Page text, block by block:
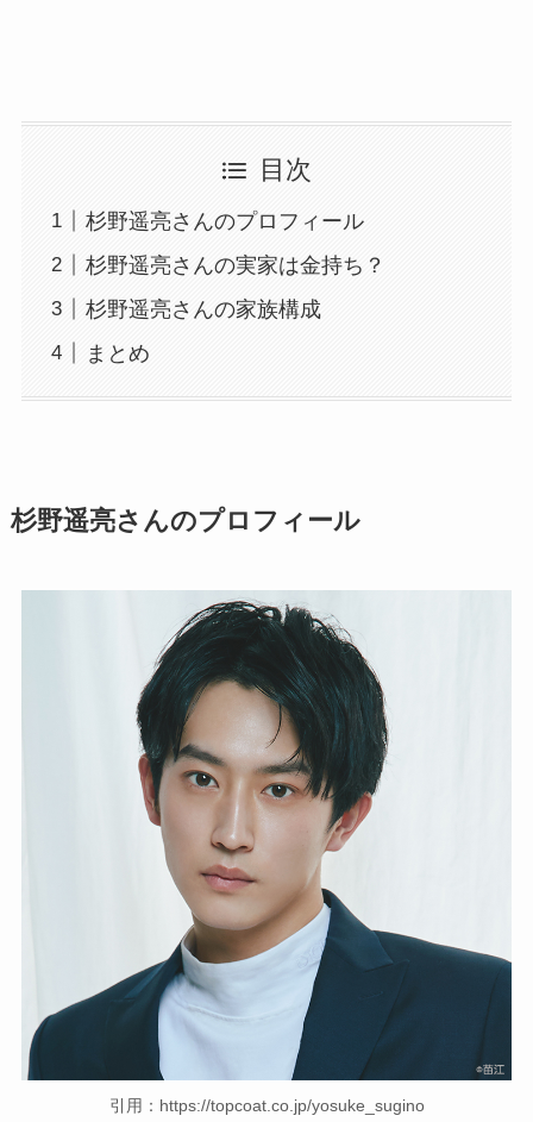
目次
杉野遥亮さんのプロフィール
杉野遥亮さんの実家は金持ち？
杉野遥亮さんの家族構成
まとめ
杉野遥亮さんのプロフィール
引用：https://topcoat.co.jp/yosuke_sugino